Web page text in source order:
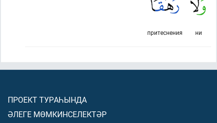
ни
притеснения
ПРОЕКТ ТУРАҺЫНДА
ӘЛЕГЕ МӨМКИНСЕЛЕКТӘР